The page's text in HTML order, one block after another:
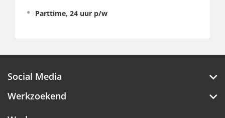
Parttime, 24 uur p/w
Social Media
Werkzoekend